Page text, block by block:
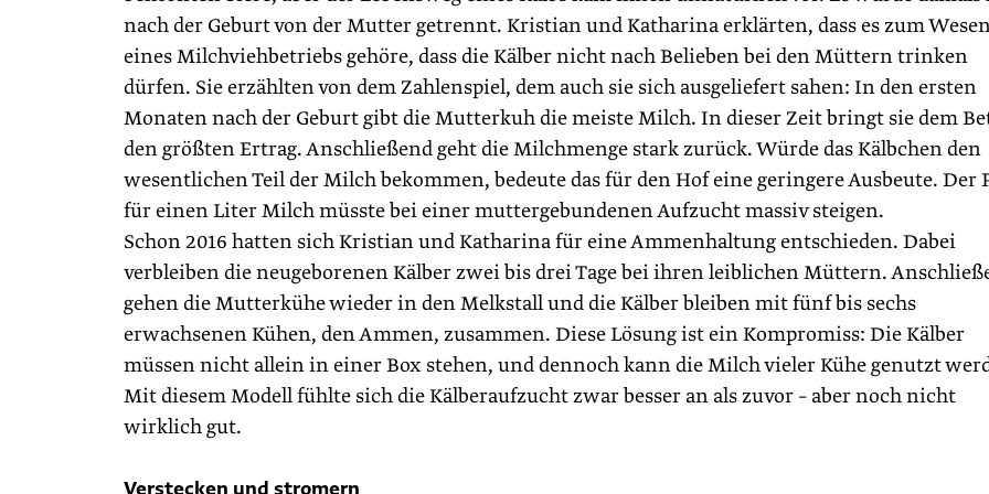
nach der Geburt von der Mutter getrennt. Kristian und Katharina erklärten, dass es zum
eines Milchviehbetriebs gehöre, dass die Kälber nicht nach Belieben bei den Müttern trinken
dürfen. Sie erzählten von dem Zahlenspiel, dem auch sie sich ausgeliefert sahen: In den ersten
Monaten nach der Geburt gibt die Mutterkuh die meiste Milch. In dieser Zeit bringt sie dem
den größten Ertrag. Anschließend geht die Milchmenge stark zurück. Würde das Kälbchen den
wesentlichen Teil der Milch bekommen, bedeute das für den Hof eine geringere Ausbeute. Der
für einen Liter Milch müsste bei einer muttergebundenen Aufzucht massiv steigen.
Schon 2016 hatten sich Kristian und Katharina für eine Ammenhaltung entschieden. Dabei
verbleiben die neugeborenen Kälber zwei bis drei Tage bei ihren leiblichen Müttern.
gehen die Mutterkühe wieder in den Melkstall und die Kälber bleiben mit fünf bis sechs
erwachsenen Kühen, den Ammen, zusammen. Diese Lösung ist ein Kompromiss: Die Kälber
müssen nicht allein in einer Box stehen, und dennoch kann die Milch vieler Kühe genutzt
Mit diesem Modell fühlte sich die Kälberaufzucht zwar besser an als zuvor – aber noch nicht
wirklich gut.